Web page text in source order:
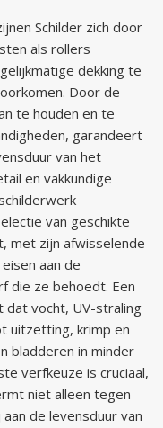
Schilder zich door
als rollers
dekking te
Door de
te houden en te
garandeert
van het
en vakkundige
van geschikte
met zijn afwisselende
aan de
die ze behoedt. Een
dat vocht, UV-straling
uitzetting, krimp en
bladderen in minder
verfkeuze is cruciaal,
niet alleen tegen
de levensduur van